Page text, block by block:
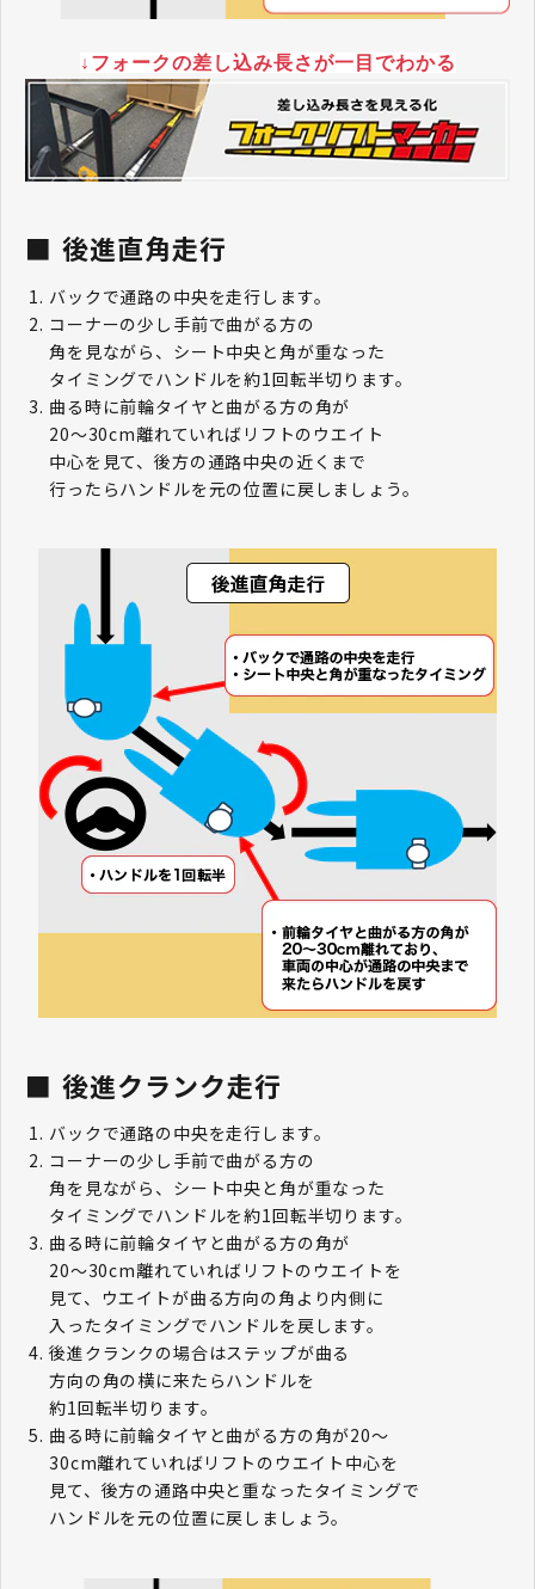
↓フォークの差し込み長さが一目でわかる
後進直角走行
バックで通路の中央を走行します。
コーナーの少し手前で曲がる方の
角を見ながら、シート中央と角が重なった
タイミングでハンドルを約1回転半切ります。
曲る時に前輪タイヤと曲がる方の角が
20～30cm離れていればリフトのウエイト
中心を見て、後方の通路中央の近くまで
行ったらハンドルを元の位置に戻しましょう。
後進クランク走行
バックで通路の中央を走行します。
コーナーの少し手前で曲がる方の
角を見ながら、シート中央と角が重なった
タイミングでハンドルを約1回転半切ります。
曲る時に前輪タイヤと曲がる方の角が
20～30cm離れていればリフトのウエイトを
見て、ウエイトが曲る方向の角より内側に
入ったタイミングでハンドルを戻します。
後進クランクの場合はステップが曲る
方向の角の横に来たらハンドルを
約1回転半切ります。
曲る時に前輪タイヤと曲がる方の角が20～
30cm離れていればリフトのウエイト中心を
見て、後方の通路中央と重なったタイミングで
ハンドルを元の位置に戻しましょう。